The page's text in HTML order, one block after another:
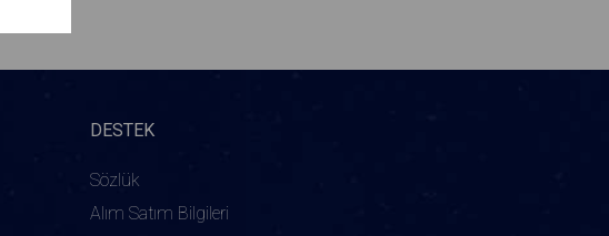
DESTEK
Sözlük
Alım Satım Bilgileri